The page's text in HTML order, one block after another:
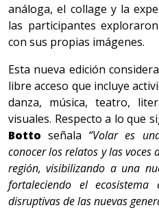
análoga, el collage y la
las participantes
con sus propias imágenes.
Esta nueva edición
libre acceso que incluye
danza, música, teatro,
visuales. Respecto a lo que
Botto señala “Volar es
conocer los relatos y las voces
región, visibilizando a una
fortaleciendo el
disruptivas de las nuevas